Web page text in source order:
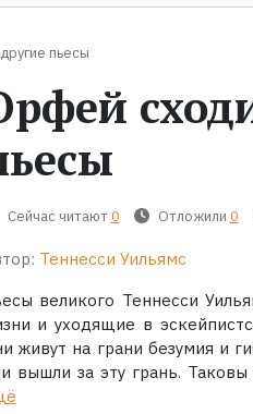
пьесы
Сейчас читают 0 Отложили 0
Теннесси Уильямс
великого Теннесси
и уходящие в
живут на грани безумия и
вышли за эту грань.